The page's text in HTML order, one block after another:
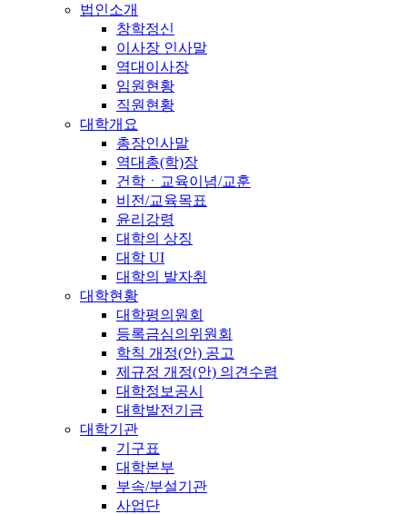
법인소개
창학정신
이사장 인사말
역대이사장
임원현황
직원현황
대학개요
총장인사말
역대총(학)장
건학ㆍ교육이념/교훈
비전/교육목표
윤리강령
대학의 상징
대학 UI
대학의 발자취
대학현황
대학평의원회
등록금심의위원회
학칙 개정(안) 공고
제규정 개정(안) 의견수렴
대학정보공시
대학발전기금
대학기관
기구표
대학본부
부속/부설기관
사업단